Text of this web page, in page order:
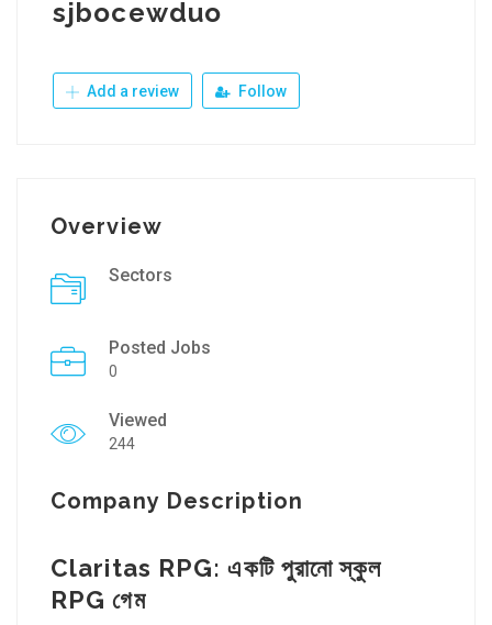
sjbocewduo
Add a review Follow
Overview
Sectors
Posted Jobs
0
Viewed
244
Company Description
Claritas RPG: একটি পুরানো স্কুল
RPG গেম